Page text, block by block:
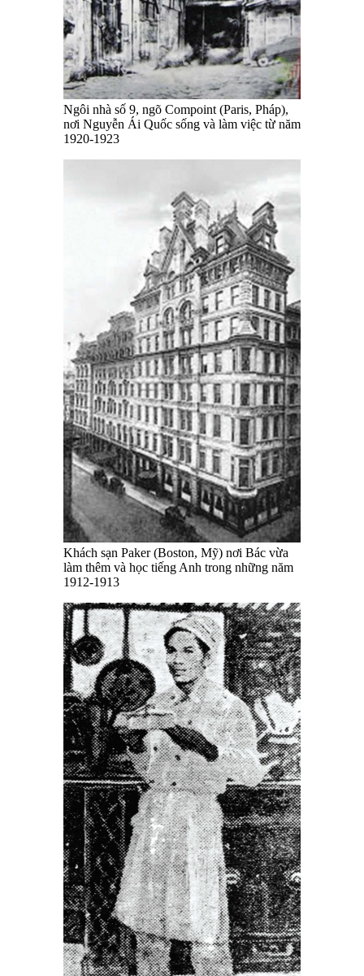
Ngôi nhà số 9, ngõ Compoint (Paris, Pháp),
nơi Nguyễn Ái Quốc sống và làm việc từ năm
1920-1923
Khách sạn Paker (Boston, Mỹ) nơi Bác vừa
làm thêm và học tiếng Anh trong những năm
1912-1913